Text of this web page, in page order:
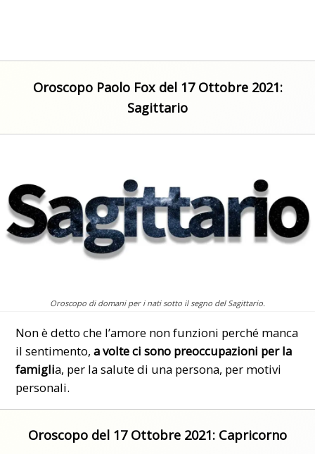
Oroscopo Paolo Fox del 17 Ottobre 2021:
Sagittario
Oroscopo di domani per i nati sotto il segno del Sagittario.
Non è detto che l’amore non funzioni perché manca
il sentimento,a volte ci sono preoccupazioni per la
famiglia, per la salute di una persona, per motivi
personali.
Oroscopo del 17 Ottobre 2021: Capricorno